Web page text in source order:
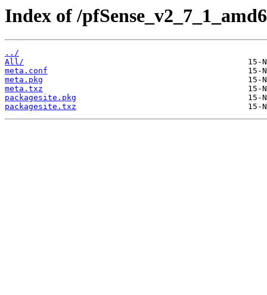
Index of /
../
All/
meta.conf
meta.pkg
meta.txz
packagesite.pkg
packagesite.txz